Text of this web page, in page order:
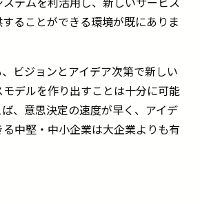
ることができる環境が既にありま
ビジョンとアイデア次第で新しい
デルを作り出すことは十分に可能
、意思決定の速度が早く、アイデ
中堅・中小企業は大企業よりも有